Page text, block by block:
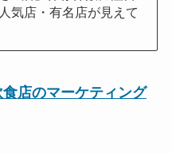
気店・有名店が見えて
店のマーケティング